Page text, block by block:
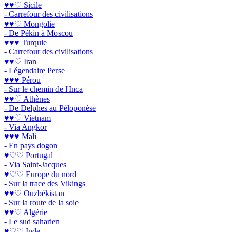
♥♥♡ Sicile
- Carrefour des civilisations
♥♥♡ Mongolie
- De Pékin à Moscou
♥♥♥ Turquie
- Carrefour des civilisations
♥♥♡ Iran
- Légendaire Perse
♥♥♥ Pérou
- Sur le chemin de l'Inca
♥♥♡ Athènes
- De Delphes au Péloponèse
♥♥♡ Vietnam
- Via Angkor
♥♥♥ Mali
- En pays dogon
♥♡♡ Portugal
- Via Saint-Jacques
♥♡♡ Europe du nord
- Sur la trace des Vikings
♥♥♡ Ouzbékistan
- Sur la route de la soie
♥♥♡ Algérie
- Le sud saharien